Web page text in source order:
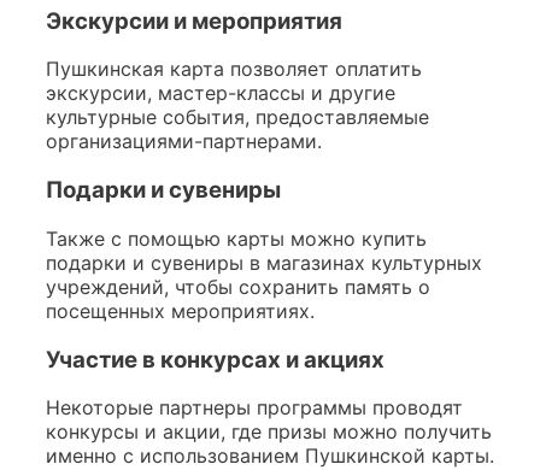
Экскурсии и мероприятия
Пушкинская карта позволяет оплатить
экскурсии, мастер-классы и другие
культурные события, предоставляемые
организациями-партнерами.
Подарки и сувениры
Также с помощью карты можно купить
подарки и сувениры в магазинах культурных
учреждений, чтобы сохранить память о
посещенных мероприятиях.
Участие в конкурсах и акциях
Некоторые партнеры программы проводят
конкурсы и акции, где призы можно получить
именно с использованием Пушкинской карты.